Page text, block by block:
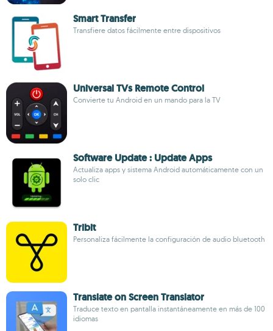
Smart Transfer
Transfiere datos fácilmente entre dispositivos
Universal TVs Remote Control
Convierte tu Android en un mando para la TV
Software Update : Update Apps
Actualiza apps y sistema Android automáticamente con un
solo clic
Tribit
Personaliza fácilmente la configuración de audio bluetooth
Translate on Screen Translator
Traduce texto en pantalla instantáneamente en más de 100
idiomas